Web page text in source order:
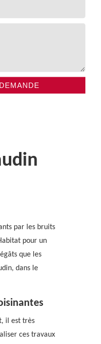
par les bruits
pour un
que les
dans le
il est très
ces travaux